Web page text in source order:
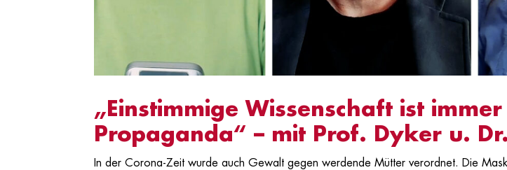
„Einstimmige Wissenschaft ist immer
Propaganda“ – mit Prof. Dyker u.
In der Corona-Zeit wurde auch Gewalt gegen werdende Mütter verordnet. Die